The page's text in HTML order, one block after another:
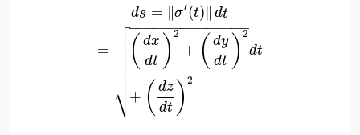
ds = σ′(t) dt
= ( dx
dt ) 2
+ ( dy
dt ) 2
+ ( dz
dt ) 2
− −
−−−−−−−−−−−−

⎷



dt
dt= dx )2+(dy dt)2